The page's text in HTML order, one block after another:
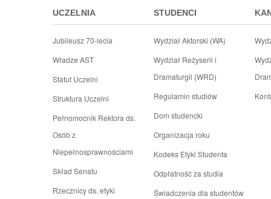
UCZELNIA
Jubileusz 70-lecia
Władze AST
Statut Uczelni
Struktura Uczelni
Pełnomocnik Rektora ds.
Osób z
Niepełnosprawnościami
Skład Senatu
Rzecznicy ds. etyki
STUDENCI
Wydział Aktorski (WA)
Wydział Reżyserii i
Dramaturgii (WRD)
Regulamin studiów
Dom studencki
Organizacja roku
Kodeks Etyki Studenta
Odpłatność za studia
Świadczenia dla studentów